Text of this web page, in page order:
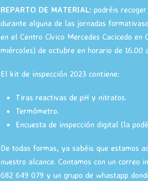
REPARTO DE MATERIAL: podréis
durante alguna de las jornadas
en el Centro Cívico Mercedes Cacicedo
miércoles) de octubre en horario de 16.00
El kit de inspección 2023 contiene:
Tiras reactivas de pH y nitratos.
Termómetro.
Encuesta de inspección digital (la
De todas formas, ya sabéis que estamos
nuestro alcance. Contamos con un correo
682 649 079 y un grupo de whastapp